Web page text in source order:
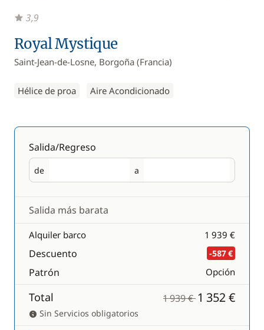
Royal Mystique
Saint-Jean-de-Losne, Borgoña (Francia)
Hélice de proa Aire Acondicionado
3,9
Salida/Regreso
de
Salida a
Regreso
Salida más barata
Alquiler barco 1 939 €
Descuento -587 €
Patrón Opción
Total 1 939 €1 352 €
Sin Servicios obligatorios